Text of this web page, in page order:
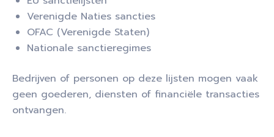
Verenigde Naties sancties
OFAC (Verenigde Staten)
Nationale sanctieregimes
Bedrijven of personen op deze lijsten mogen vaak
geen goederen, diensten of financiële transacties
ontvangen.